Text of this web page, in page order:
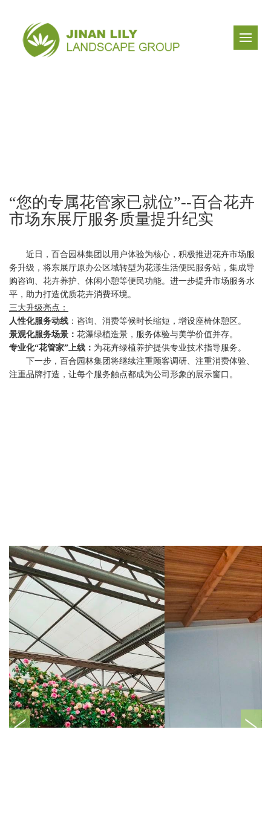
“您的专属花管家已就位”--百合花卉
市场东展厅服务质量提升纪实
近日，百合园林集团以用户体验为核心，积极推进花卉市场服
务升级，将东展厅原办公区域转型为花漾生活便民服务站，集成导
购咨询、花卉养护、休闲小憩等便民功能。进一步提升市场服务水
平，助力打造优质花卉消费环境。
三大升级亮点：
人性化服务动线 ：咨询、消费等候时长缩短，增设座椅休憩区。
景观化服务场景： 花瀑绿植造景，服务体验与美学价值并存。
专业化“花管家”上线： 为花卉绿植养护提供专业技术指导服务。
下一步，百合园林集团将继续注重顾客调研、注重消费体验、
注重品牌打造，让每个服务触点都成为公司形象的展示窗口。